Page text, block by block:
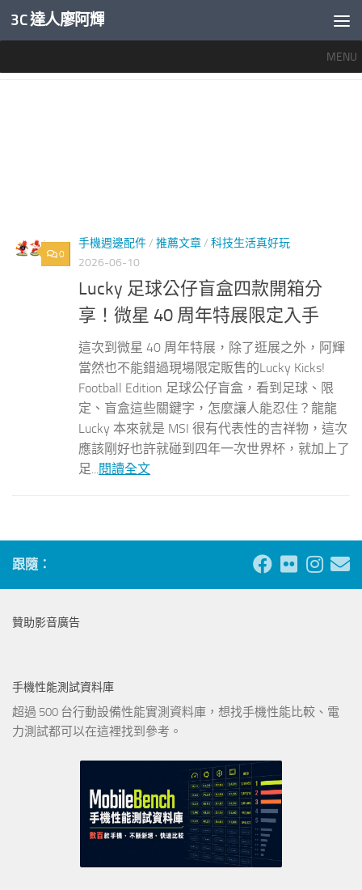
內文下方
3C 達人廖阿輝
MENU
0
手機週邊配件/ 推薦文章/ 科技生活真好玩
2026-06-10
Lucky 足球公仔盲盒四款開箱分
享！微星 40 周年特展限定入手
這次到微星 40 周年特展，除了逛展之外，阿輝
當然也不能錯過現場限定販售的Lucky Kicks!
Football Edition 足球公仔盲盒，看到足球、限
定、盲盒這些關鍵字，怎麼讓人能忍住？龍龍
Lucky 本來就是 MSI 很有代表性的吉祥物，這次
應該剛好也許就碰到四年一次世界杯，就加上了
足...閱讀全文
跟隨：
贊助影音廣告
手機性能測試資料庫
超過 500 台行動設備性能實測資料庫，想找手機性能比較、電
力測試都可以在這裡找到參考。